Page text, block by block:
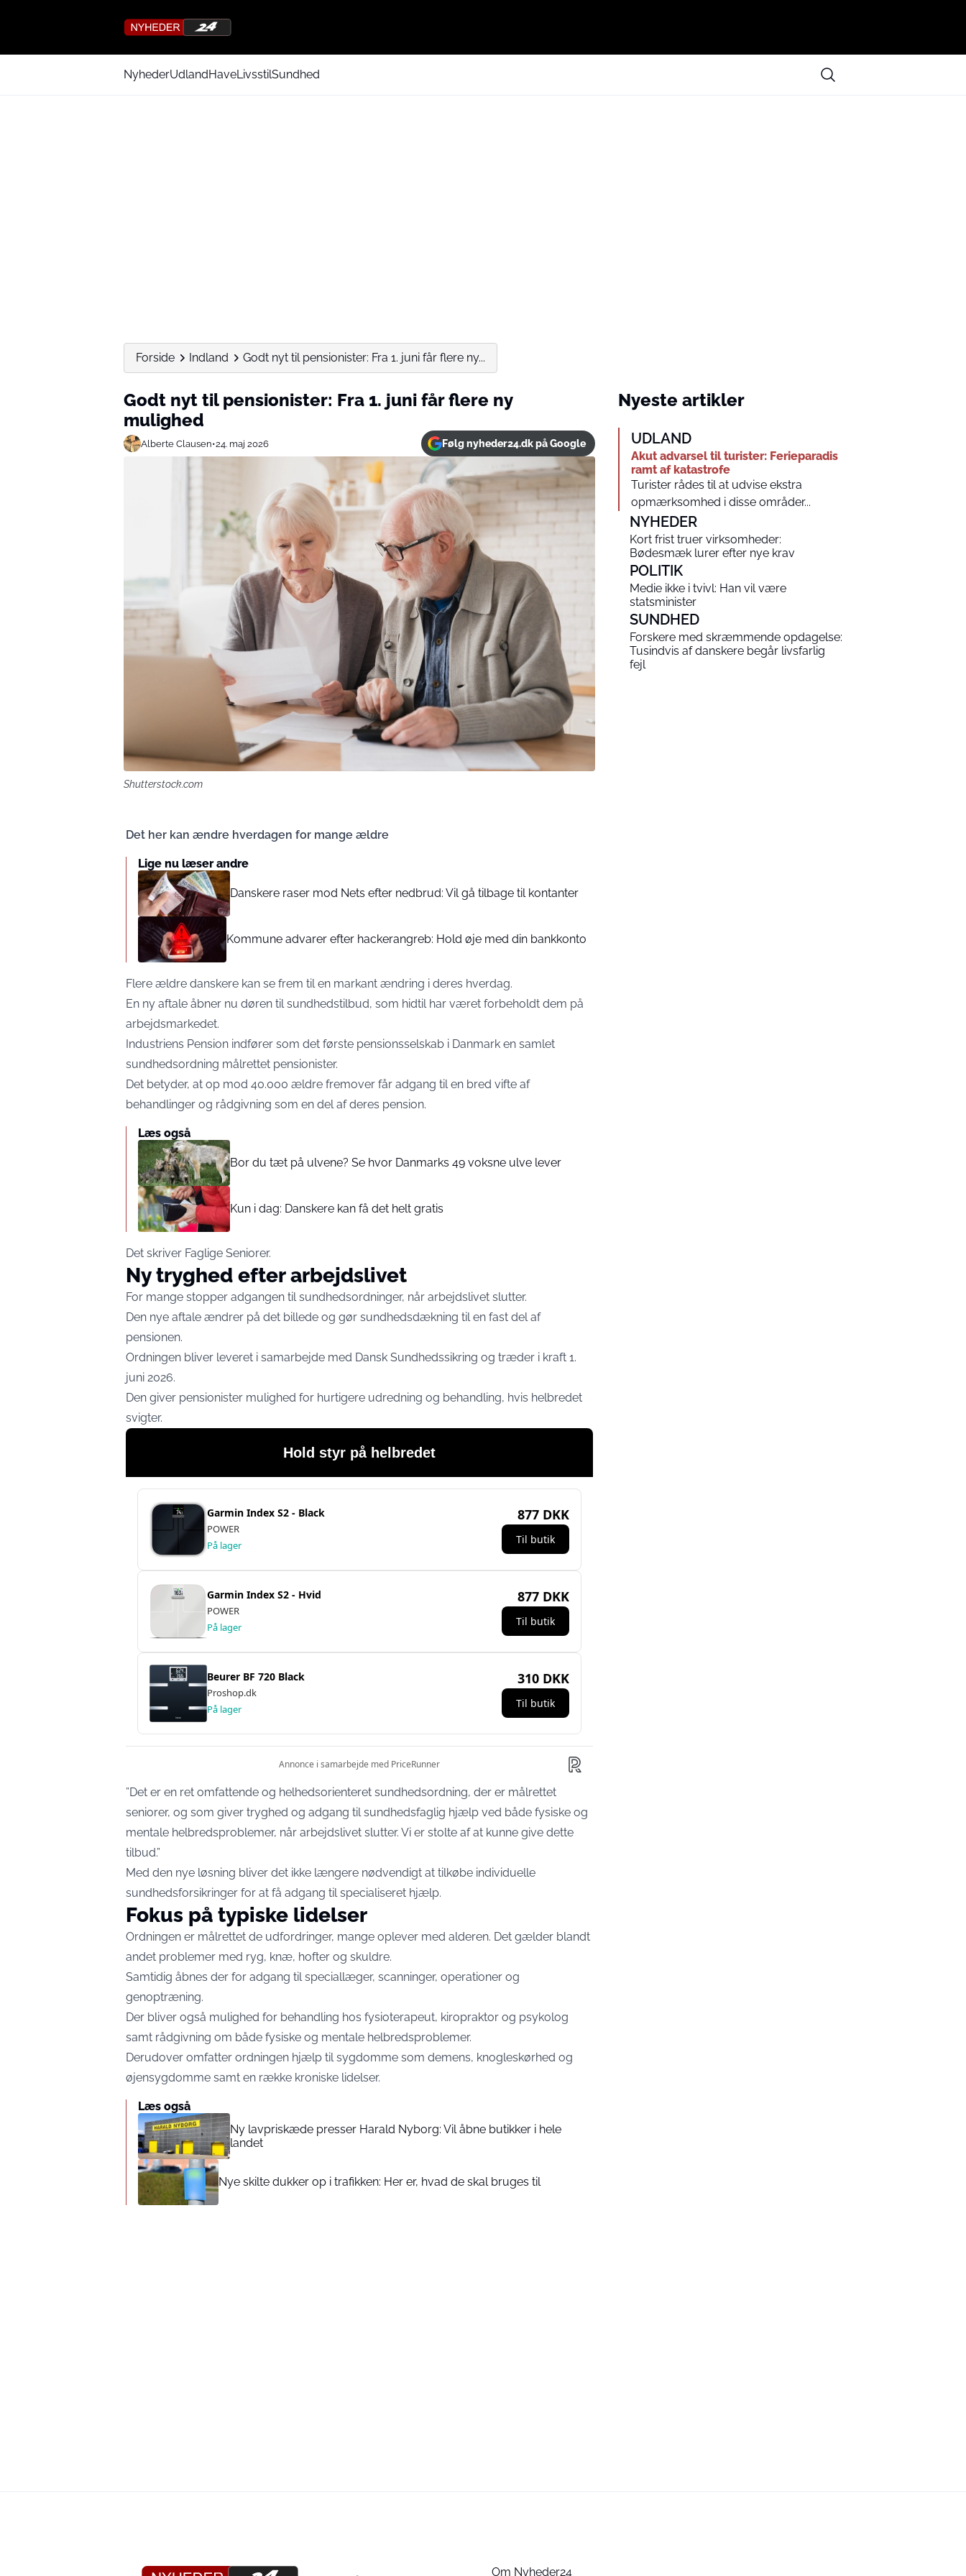
NyhederUdlandHaveLivsstilSundhed
Forside Indland Godt nyt til pensionister: Fra 1. juni får flere ny...
Godt nyt til pensionister: Fra 1. juni får flere ny
mulighed
Alberte Clausen•24. maj 2026 Følg nyheder24.dk på Google
Shutterstock.com
Det her kan ændre hverdagen for mange ældre
Lige nu læser andre
Danskere raser mod Nets efter nedbrud: Vil gå tilbage til kontanter
Kommune advarer efter hackerangreb: Hold øje med din bankkonto
Flere ældre danskere kan se frem til en markant ændring i deres hverdag.
En ny aftale åbner nu døren til sundhedstilbud, som hidtil har været forbeholdt dem på
arbejdsmarkedet.
Industriens Pension indfører som det første pensionsselskab i Danmark en samlet
sundhedsordning målrettet pensionister.
Det betyder, at op mod 40.000 ældre fremover får adgang til en bred vifte af
behandlinger og rådgivning som en del af deres pension.
Læs også
Bor du tæt på ulvene? Se hvor Danmarks 49 voksne ulve lever
Kun i dag: Danskere kan få det helt gratis
Det skriver Faglige Seniorer.
Ny tryghed efter arbejdslivet
For mange stopper adgangen til sundhedsordninger, når arbejdslivet slutter.
Den nye aftale ændrer på det billede og gør sundhedsdækning til en fast del af
pensionen.
Ordningen bliver leveret i samarbejde med Dansk Sundhedssikring og træder i kraft 1.
juni 2026.
Den giver pensionister mulighed for hurtigere udredning og behandling, hvis helbredet
svigter.
”Det er en ret omfattende og helhedsorienteret sundhedsordning, der er målrettet
seniorer, og som giver tryghed og adgang til sundhedsfaglig hjælp ved både fysiske og
mentale helbredsproblemer, når arbejdslivet slutter. Vi er stolte af at kunne give dette
tilbud.”
Med den nye løsning bliver det ikke længere nødvendigt at tilkøbe individuelle
sundhedsforsikringer for at få adgang til specialiseret hjælp.
Fokus på typiske lidelser
Ordningen er målrettet de udfordringer, mange oplever med alderen. Det gælder blandt
andet problemer med ryg, knæ, hofter og skuldre.
Samtidig åbnes der for adgang til speciallæger, scanninger, operationer og
genoptræning.
Der bliver også mulighed for behandling hos fysioterapeut, kiropraktor og psykolog
samt rådgivning om både fysiske og mentale helbredsproblemer.
Derudover omfatter ordningen hjælp til sygdomme som demens, knogleskørhed og
øjensygdomme samt en række kroniske lidelser.
Læs også
Ny lavpriskæde presser Harald Nyborg: Vil åbne butikker i hele
landet
Nye skilte dukker op i trafikken: Her er, hvad de skal bruges til
Nyeste artikler
UDLAND
Akut advarsel til turister: Ferieparadis
ramt af katastrofe
Turister rådes til at udvise ekstra
opmærksomhed i disse områder...
NYHEDER
Kort frist truer virksomheder:
Bødesmæk lurer efter nye krav
POLITIK
Medie ikke i tvivl: Han vil være
statsminister
SUNDHED
Forskere med skræmmende opdagelse:
Tusindvis af danskere begår livsfarlig
fejl
Om Nyheder24